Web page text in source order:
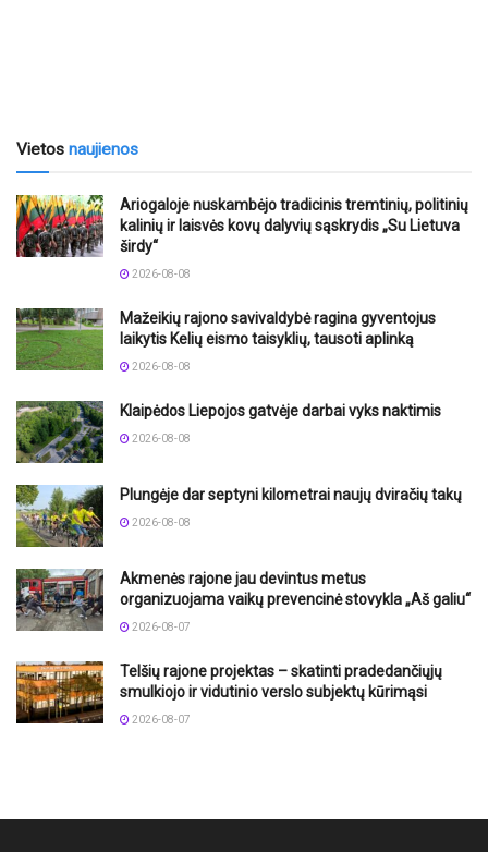
Vietos naujienos
Ariogaloje nuskambėjo tradicinis tremtinių, politinių
kalinių ir laisvės kovų dalyvių sąskrydis „Su Lietuva
širdy“
2026-08-08
Mažeikių rajono savivaldybė ragina gyventojus
laikytis Kelių eismo taisyklių, tausoti aplinką
2026-08-08
Klaipėdos Liepojos gatvėje darbai vyks naktimis
2026-08-08
Plungėje dar septyni kilometrai naujų dviračių takų
2026-08-08
Akmenės rajone jau devintus metus
organizuojama vaikų prevencinė stovykla „Aš galiu“
2026-08-07
Telšių rajone projektas – skatinti pradedančiųjų
smulkiojo ir vidutinio verslo subjektų kūrimąsi
2026-08-07